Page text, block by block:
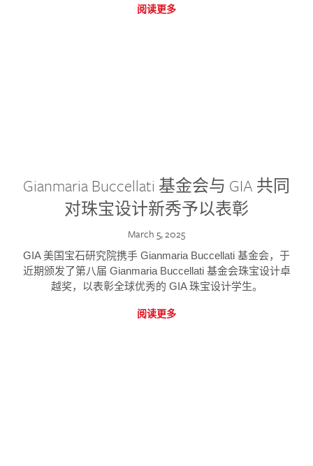
阅读更多
Gianmaria Buccellati 基金会与 GIA 共同
对珠宝设计新秀予以表彰
March 5, 2025
GIA 美国宝石研究院携手 Gianmaria Buccellati 基金会，于
近期颁发了第八届 Gianmaria Buccellati 基金会珠宝设计卓
越奖，以表彰全球优秀的 GIA 珠宝设计学生。
阅读更多